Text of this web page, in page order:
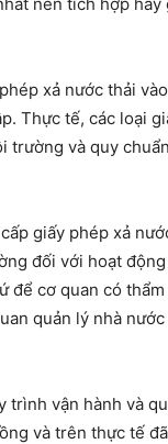
xả nước thải
Thực tế, các loại
trường và quy
giấy phép xả
đối với hoạt
để cơ quan có
quản lý nhà
vận hành và
và trên thực tế